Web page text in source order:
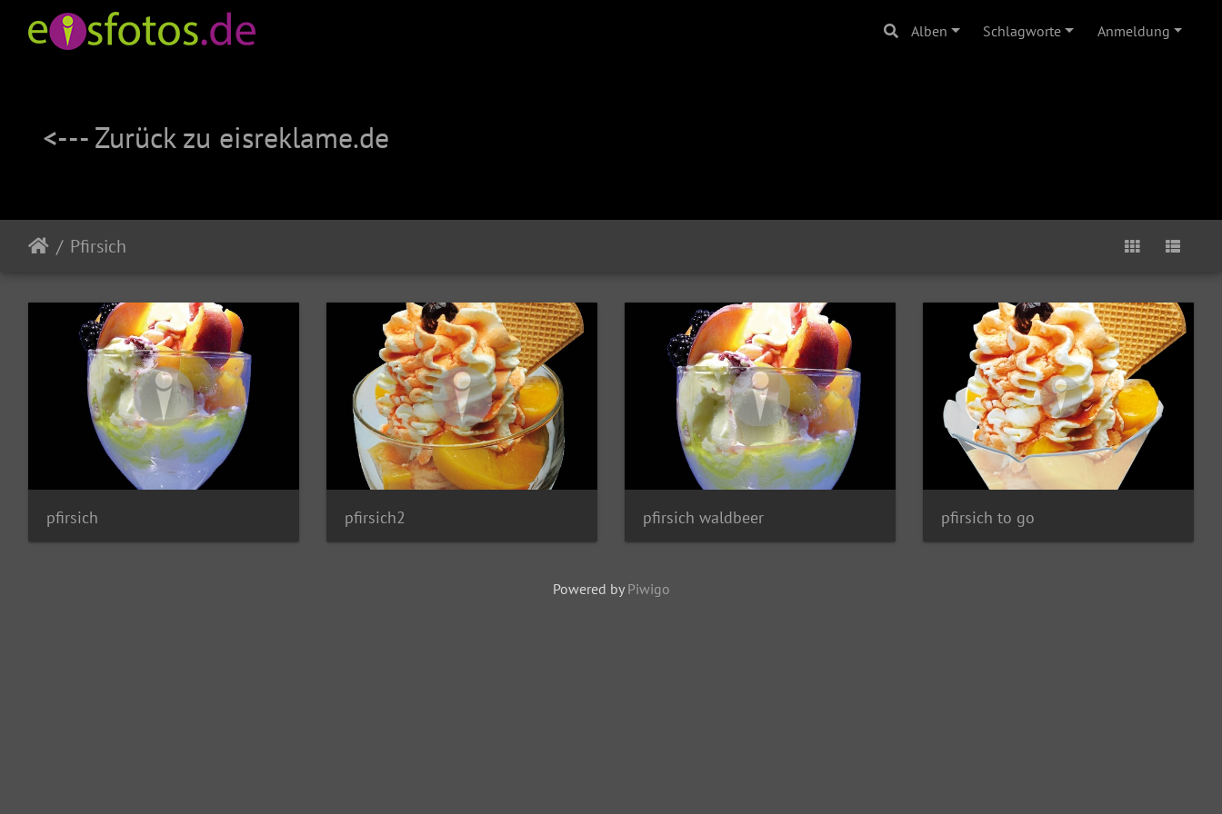
Alben Schlagworte Anmeldung
<--- Zurück zu eisreklame.de
Pfirsich
pfirsich pfirsich2 pfirsich waldbeer pfirsich to go
Powered by Piwigo